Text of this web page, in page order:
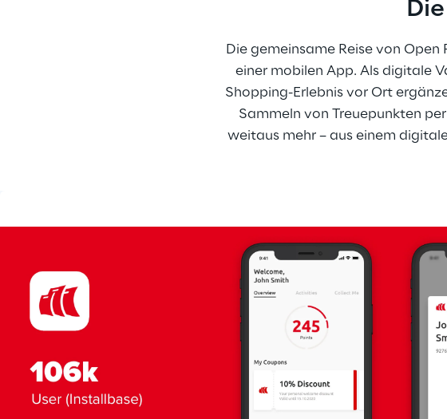
Die gemeinsame Reise von
einer mobilen App. Als digitale
Shopping-Erlebnis vor Ort
Sammeln von Treuepunkten
weitaus mehr – aus einem